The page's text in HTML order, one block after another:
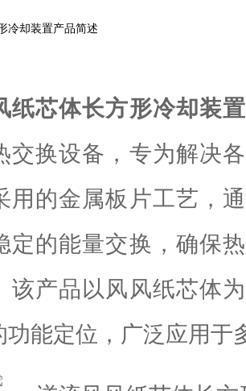
冷却装置产品简述
纸芯体长方形冷却装置
交换设备，专为解决
用的金属板片工艺，
定的能量交换，确保
该产品以风风纸芯体
功能定位，广泛应用于